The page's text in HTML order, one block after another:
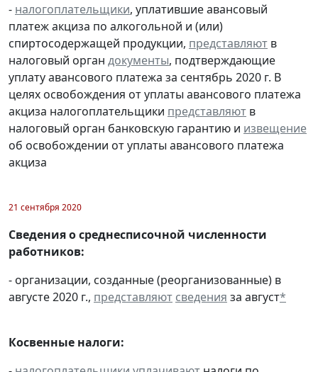
- налогоплательщики, уплатившие авансовый
платеж акциза по алкогольной и (или)
спиртосодержащей продукции, представляют в
налоговый орган документы, подтверждающие
уплату авансового платежа за сентябрь 2020 г. В
целях освобождения от уплаты авансового платежа
акциза налогоплательщики представляют в
налоговый орган банковскую гарантию и извещение
об освобождении от уплаты авансового платежа
акциза
21 сентября 2020
Сведения о среднесписочной численности
работников:
- организации, созданные (реорганизованные) в
августе 2020 г., представляют сведения за август*
Косвенные налоги: